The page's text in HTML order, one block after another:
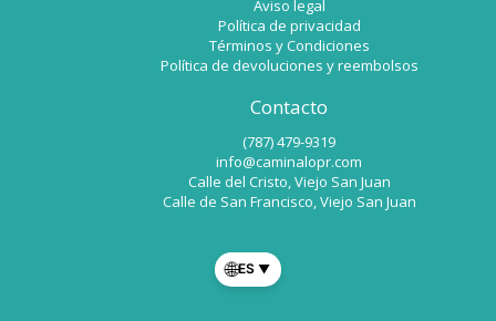
Aviso legal
Política de privacidad
Términos y Condiciones
Política de devoluciones y reembolsos
Contacto
(787) 479-9319
info@caminalopr.com
Calle del Cristo, Viejo San Juan
Calle de San Francisco, Viejo San Juan
🌐ES ▼